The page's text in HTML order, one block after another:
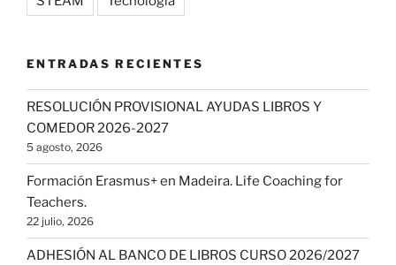
ENTRADAS RECIENTES
RESOLUCIÓN PROVISIONAL AYUDAS LIBROS Y
COMEDOR 2026-2027
5 agosto, 2026
Formación Erasmus+ en Madeira. Life Coaching for
Teachers.
22 julio, 2026
ADHESIÓN AL BANCO DE LIBROS CURSO 2026/2027